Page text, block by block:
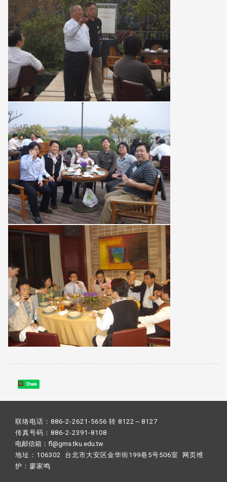
Share
联络电话：886-2-2621-5656 转 8122～8127
传真号码：886-2-2391-8108
电邮信箱：fl@gms.tku.edu.tw
地址：106302 台北市大安区金华街199巷5号506室 网页维
护： 廖家鸣​